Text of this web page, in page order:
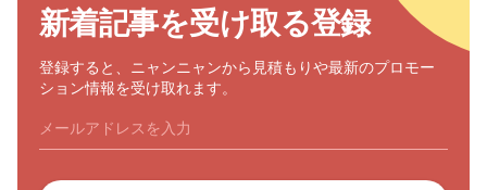
新着記事を受け取る登録
登録すると、ニャンニャンから見積もりや最新のプロモー
ション情報を受け取れます。